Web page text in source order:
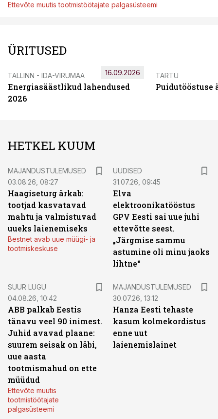
Ettevõte muutis tootmistöötajate palgasüsteemi
ÜRITUSED
TALLINN - IDA-VIRUMAA
Energiasäästlikud lahendused
2026
16.09.2026 TARTU
Puidutööstuse
HETKEL KUUM
MAJANDUSTULEMUSED
03.08.26, 08:27
Haagiseturg ärkab:
tootjad kasvatavad
mahtu ja valmistuvad
uueks laienemiseks
Bestnet avab uue müügi- ja
tootmiskeskuse
UUDISED
31.07.26, 09:45
Elva
elektroonikatööstus
GPV Eesti sai uue juhi
ettevõtte seest.
„Järgmise sammu
astumine oli minu jaoks
lihtne“
SUUR LUGU
04.08.26, 10:42
ABB palkab Eestis
tänavu veel 90 inimest.
Juhid avavad plaane:
suurem seisak on läbi,
uue aasta
tootmismahud on ette
müüdud
Ettevõte muutis
tootmistöötajate
palgasüsteemi
MAJANDUSTULEMUSED
30.07.26, 13:12
Hanza Eesti tehaste
kasum kolmekordistus
enne uut
laienemislainet